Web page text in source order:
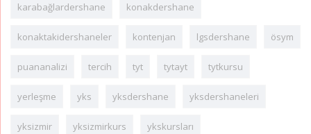
karabağlardershane konakdershane
konaktakidershaneler kontenjan lgsdershane ösym
puananalizi tercih tyt tytayt tytkursu
yerleşme yks yksdershane yksdershaneleri
yksizmir yksizmirkurs ykskursları